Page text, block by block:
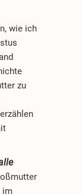
wie ich
zu
im